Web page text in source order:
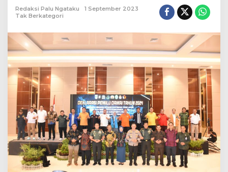
Redaksi Palu Ngataku
1 September 2023
Tak Berkategori